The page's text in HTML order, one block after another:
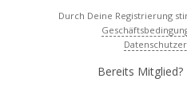
Durch Deine Registrierung
Bereits Mitglied?